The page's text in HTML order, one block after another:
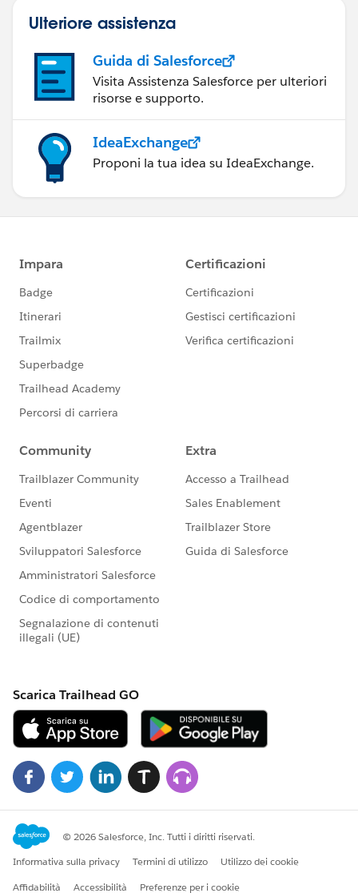
Ulteriore assistenza
Guida di Salesforce
Visita Assistenza Salesforce per ulteriori
risorse e supporto.
IdeaExchange
Proponi la tua idea su IdeaExchange.